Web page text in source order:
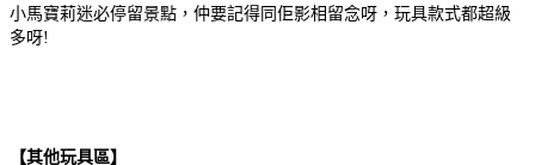
小馬寶莉迷必停留景點，仲要記得同佢影相留念呀，玩具款式都超級
多呀!
【其他玩具區】